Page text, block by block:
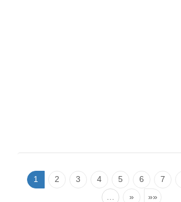
1 2 3 4 5 6 7
» »»